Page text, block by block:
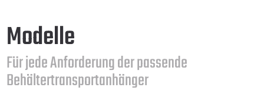
Modelle
Für jede Anforderung der passende
Behältertransportanhänger